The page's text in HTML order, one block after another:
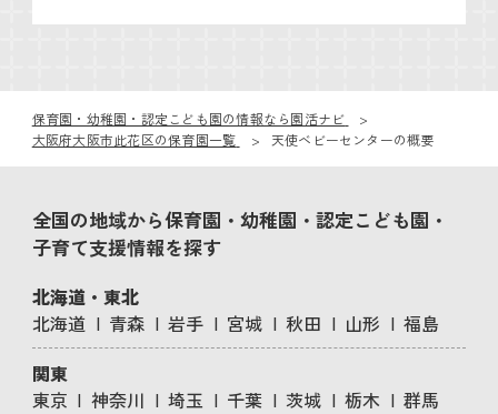
保育園・幼稚園・認定こども園の情報なら園活ナビ
大阪府大阪市此花区の保育園一覧
天使ベビーセンターの概要
全国の地域から保育園・幼稚園・認定こども園・
子育て支援情報を探す
北海道・東北
北海道
青森 岩手 宮城 秋田 山形
福島
関東
東京
神奈川 埼玉 千葉 茨城 栃木
群馬